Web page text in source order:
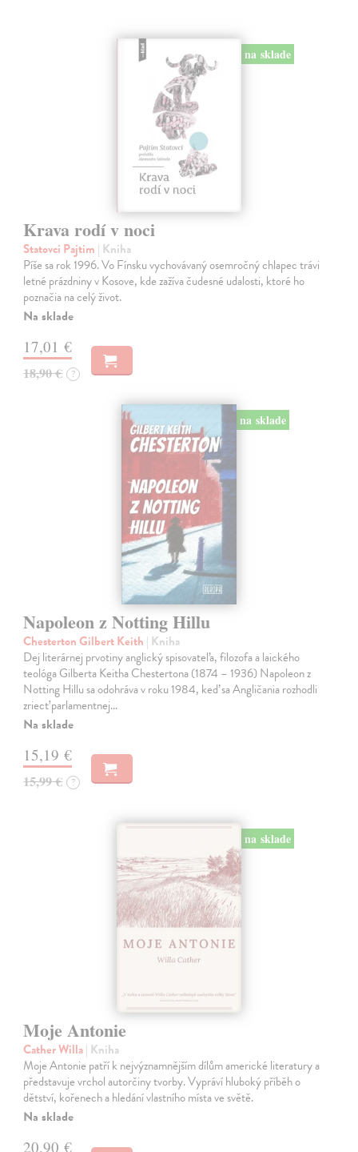
na sklade
Krava rodí v noci
Statovci Pajtim | Kniha
Píše sa rok 1996. Vo Fínsku vychovávaný osemročný chlapec trávi
letné prázdniny v Kosove, kde zažíva čudesné udalosti, ktoré ho
poznačia na celý život.
Na sklade
17,01 €
18,90 € ?
na sklade
Napoleon z Notting Hillu
Chesterton Gilbert Keith | Kniha
Dej literárnej prvotiny anglický spisovateľa, filozofa a laického
teológa Gilberta Keitha Chestertona (1874 – 1936) Napoleon z
Notting Hillu sa odohráva v roku 1984, keď sa Angličania rozhodli
zriecť parlamentnej…
Na sklade
15,19 €
15,99 € ?
na sklade
Moje Antonie
Cather Willa| Kniha
Moje Antonie patří k nejvýznamnějším dílům americké literatury a
představuje vrchol autorčiny tvorby. Vypráví hluboký příběh o
dětství, kořenech a hledání vlastního místa ve světě.
Na sklade
20,90 €